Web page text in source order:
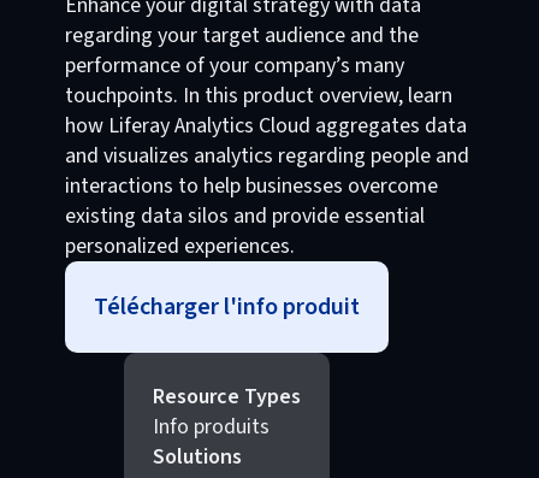
regarding your target audience and the
performance of your company’s many
touchpoints. In this product overview, learn
how Liferay Analytics Cloud aggregates data
and visualizes analytics regarding people and
interactions to help businesses overcome
existing data silos and provide essential
personalized experiences.
Télécharger l'info produit
Resource Types
Info produits
Solutions